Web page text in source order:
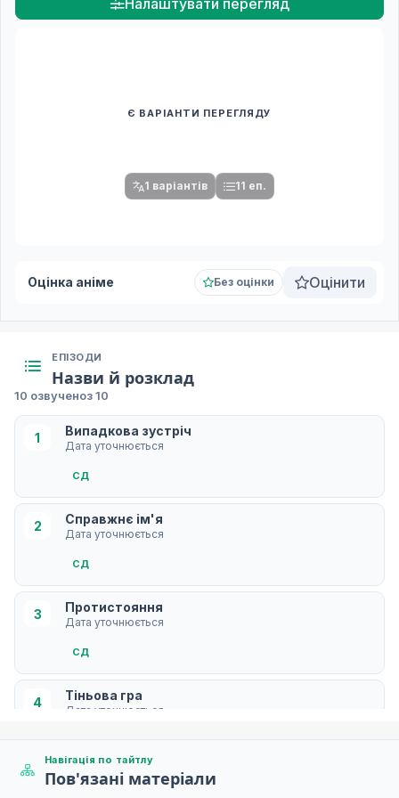
Є ВАРІАНТИ ПЕРЕГЛЯДУ
1 варіантів 11 еп.
Оцінка аніме Без оцінки Оцінити
ЕПІЗОДИ
Назви й розклад
10 озвученоз 10
1 Випадкова зустріч
Дата уточнюється
СД
2 Справжнє ім'я
Дата уточнюється
СД
3 Протистояння
Дата уточнюється
СД
4 Тіньова гра
Дата уточнюється
Око Істини
Навігація по тайтлу
Пов'язані матеріали